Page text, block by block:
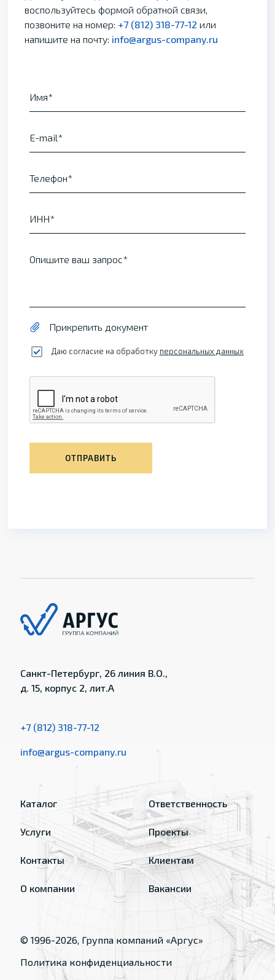
воспользуйтесь формой обратной связи,
позвоните на номер: +7 (812) 318-77-12 или
напишите на почту: info@argus-company.ru
Имя
E-mail
Телефон
ИНН
Опишите ваш запрос
Прикрепить документ
Даю согласие на обработку персональных данных
ОТПРАВИТЬ
Санкт-Петербург, 26 линия В.О.,
д. 15, корпус 2, лит.А
+7 (812) 318-77-12
info@argus-company.ru
Каталог
Услуги
Контакты
О компании
Ответственность
Проекты
Клиентам
Вакансии
© 1996-2026, Группа компаний «Аргус»
Политика конфиденциальности